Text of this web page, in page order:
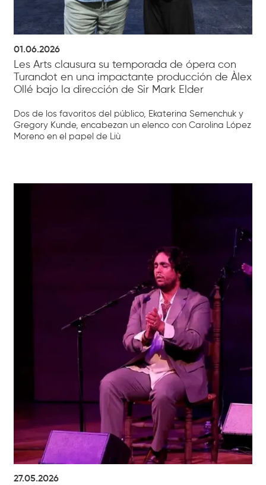
01.06.2026
Les Arts clausura su temporada de ópera con
Turandot en una impactante producción de Àlex
Ollé bajo la dirección de Sir Mark Elder
Dos de los favoritos del público, Ekaterina Semenchuk y
Gregory Kunde, encabezan un elenco con Carolina López
Moreno en el papel de Liù
27.05.2026